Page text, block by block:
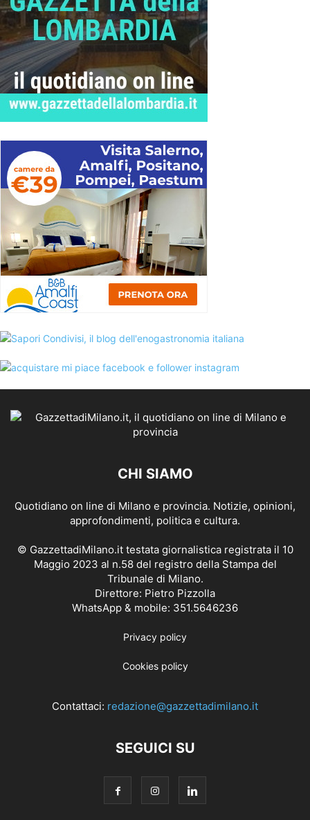
CHI SIAMO
Quotidiano on line di Milano e provincia. Notizie, opinioni,
approfondimenti, politica e cultura.
© GazzettadiMilano.it testata giornalistica registrata il 10
Maggio 2023 al n.58 del registro della Stampa del
Tribunale di Milano.
Direttore: Pietro Pizzolla
WhatsApp & mobile: 351.5646236
Privacy policy
Cookies policy
Contattaci: redazione@gazzettadimilano.it
SEGUICI SU